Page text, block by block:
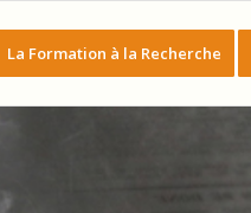
La Formation à la Recherche